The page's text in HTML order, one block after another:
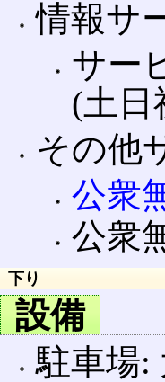
情報サ
サー
(土日
その他
公衆
公衆
下り
設備
駐車場: